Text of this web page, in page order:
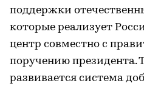
поддержки
которые реализует
центр совместно с
поручению президента.
развивается система